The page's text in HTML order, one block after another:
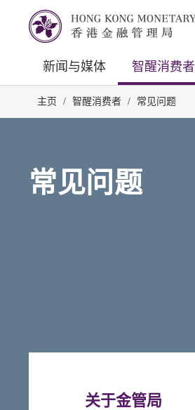
新闻与媒体 智醒消费者
主页 / 智醒消费者 / 常见问题
常见问题
关于金管局